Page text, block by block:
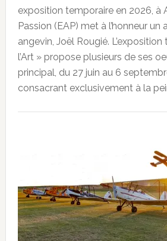
exposition temporaire en 2026, à
Passion (EAP) met à l’honneur un
angevin, Joël Rougié. L’exposition
l’Art » propose plusieurs de ses
principal, du 27 juin au 6
consacrant exclusivement à la